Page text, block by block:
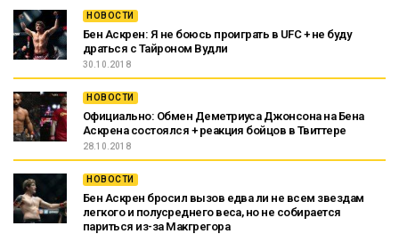
НОВОСТИ
Бен Аскрен: Я не боюсь проиграть в UFC + не буду
драться с Тайроном Вудли
30.10.2018
НОВОСТИ
Официально: Обмен Деметриуса Джонсона на Бена
Аскрена состоялся + реакция бойцов в Твиттере
28.10.2018
НОВОСТИ
Бен Аскрен бросил вызов едва ли не всем звездам
легкого и полусреднего веса, но не собирается
париться из-за Макгрегора